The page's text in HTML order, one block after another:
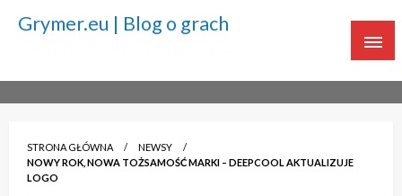
Grymer.eu | Blog o grach
STRONA GŁÓWNA
NEWSY
NOWY ROK, NOWA TOŻSAMOŚĆ MARKI – DEEPCOOL AKTUALIZUJE
LOGO